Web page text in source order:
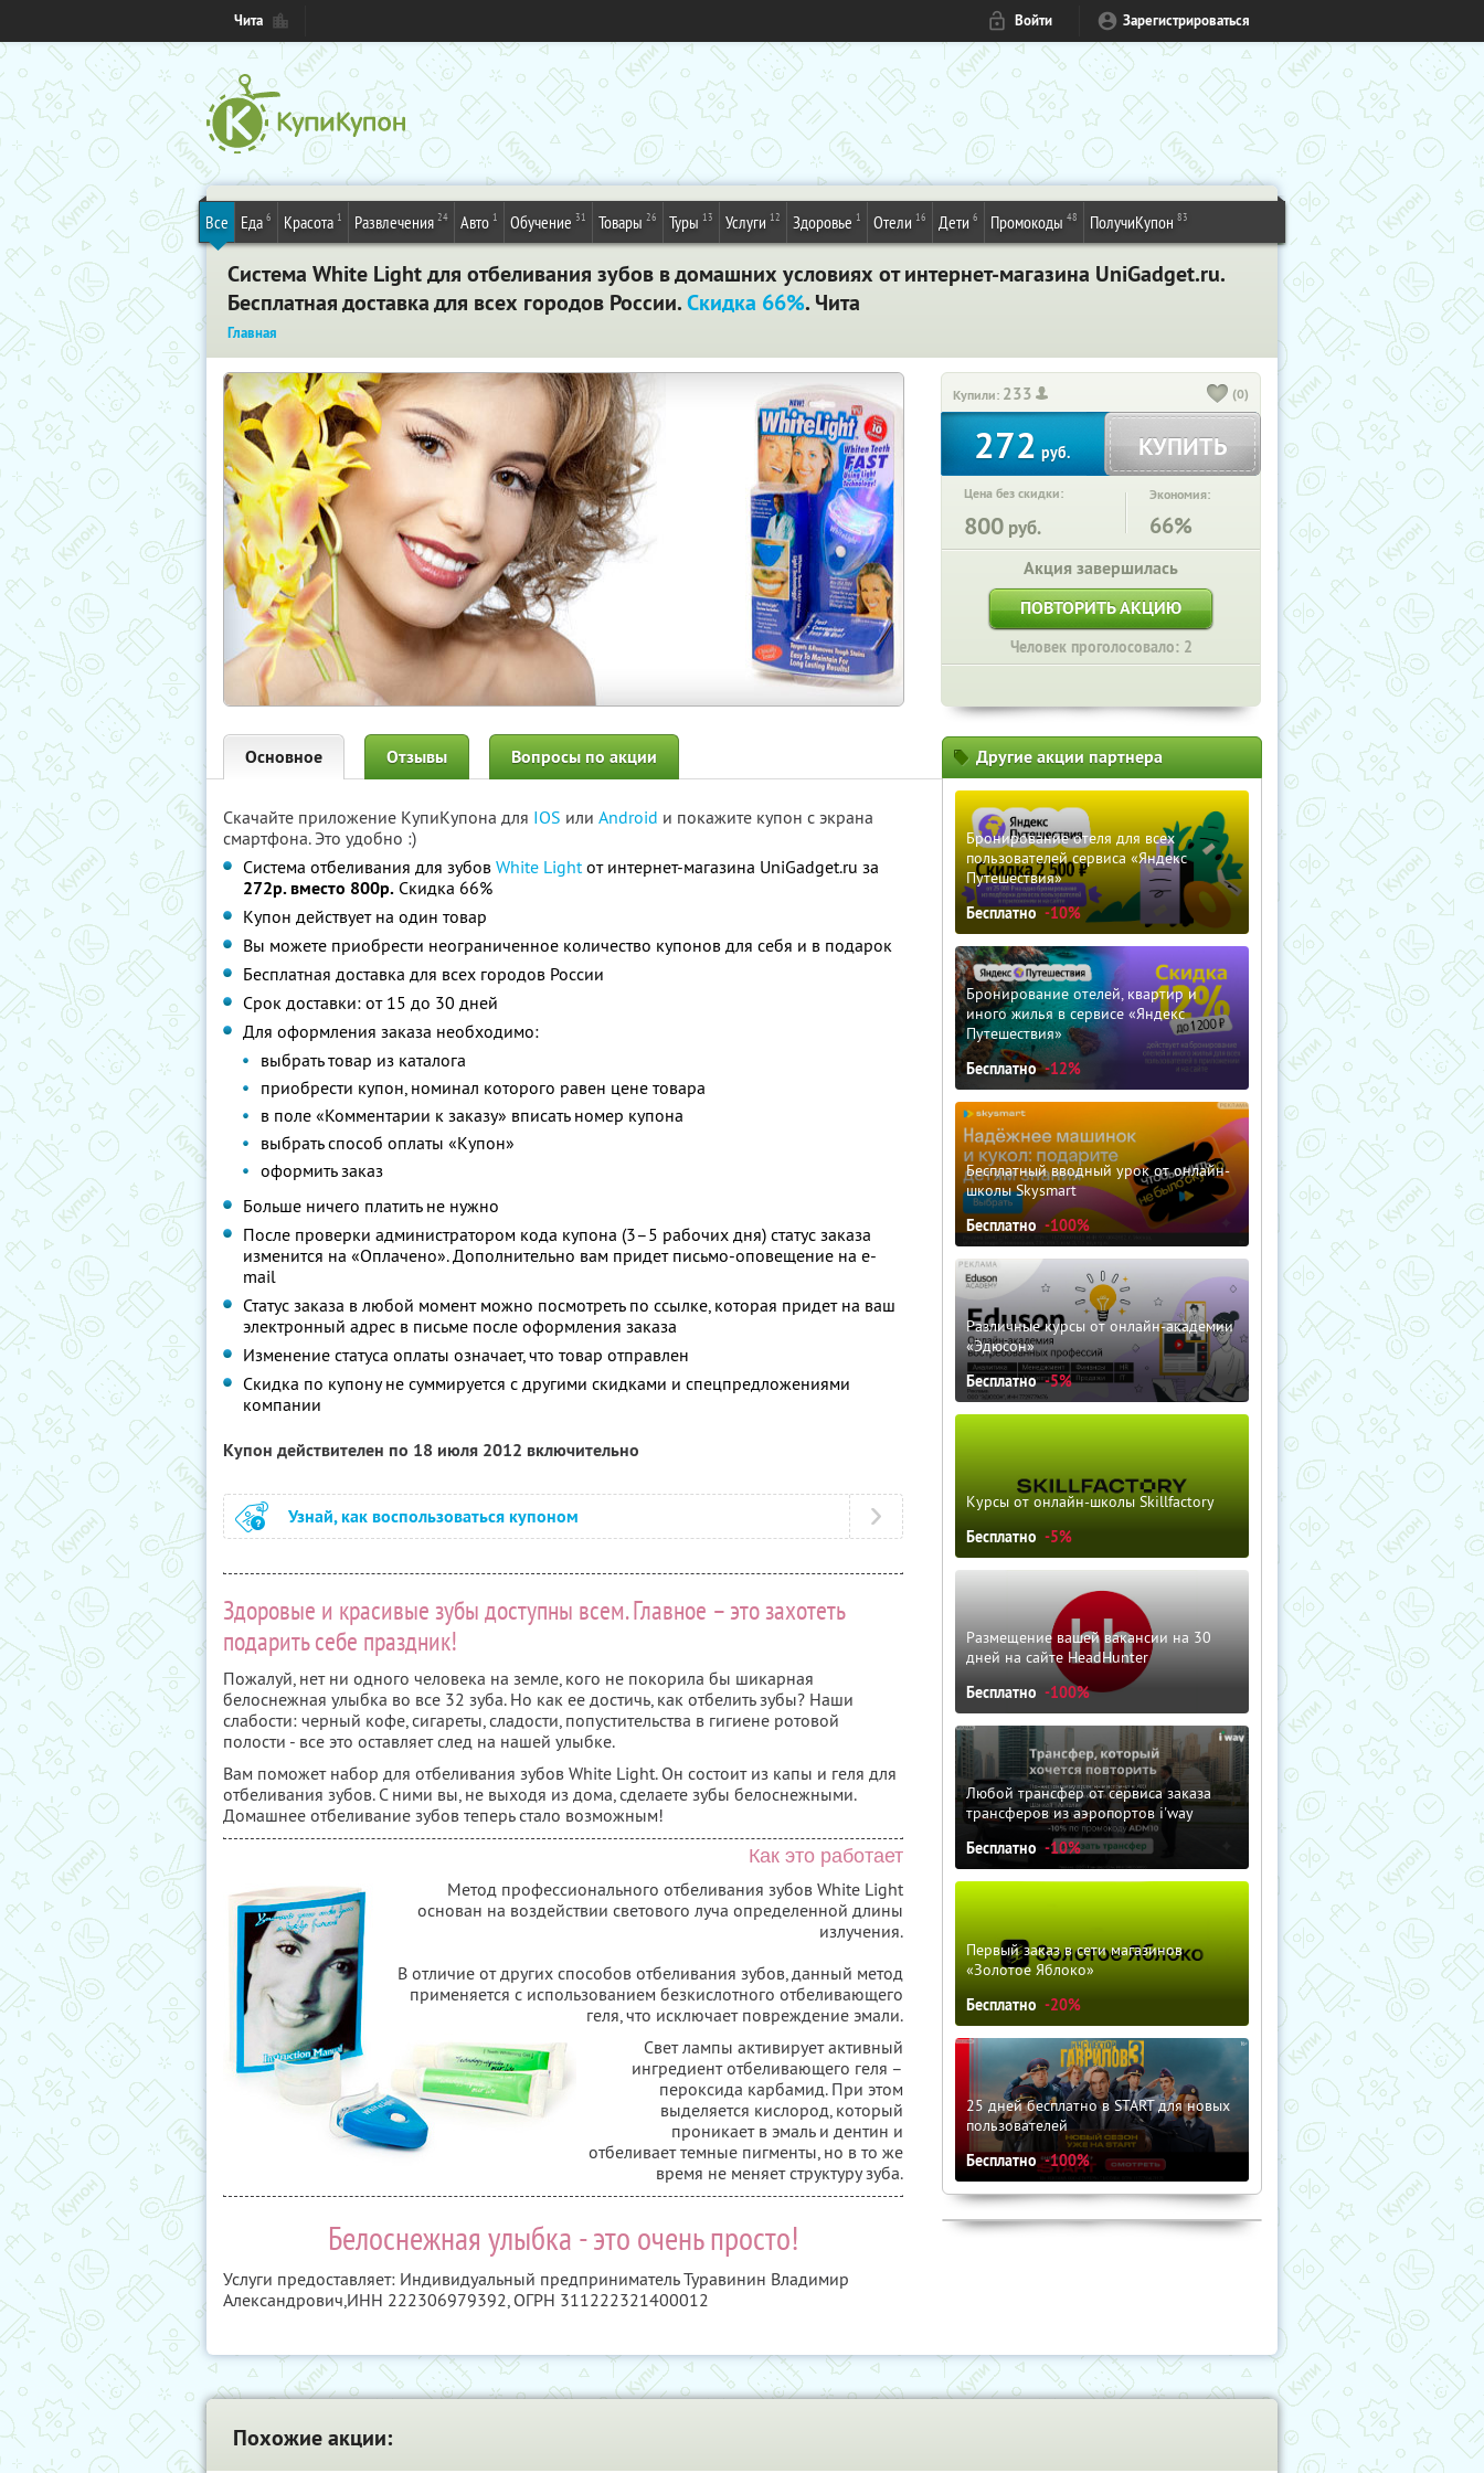
Чита Войти Зарегистрироваться
Все Еда 6 Красота 1 Развлечения 24 Авто 1 Обучение 31 Товары 26 Туры 13 Услуги 12 Здоровье 1 Отели 16 Дети 6 Промокоды 48 ПолучиКупон 83
Система White Light для отбеливания зубов в домашних условиях от интернет-магазина UniGadget.ru.
Бесплатная доставка для всех городов России.Скидка 66%. Чита
Главная
Купили: 233 (0)
272 руб. КУПИТЬ
Цена без скидки:
800 руб.
Экономия:
66%
Акция завершилась
ПОВТОРИТЬ АКЦИЮ
Человек проголосовало: 2
Основное Отзывы Вопросы по акции
Скачайте приложение КупиКупона для IOS или Android и покажите купон с экрана
смартфона. Это удобно :)
Система отбеливания для зубов White Lightот интернет-магазина UniGadget.ru за
272р. вместо 800р. Скидка 66%
Купон действует на один товар
Вы можете приобрести неограниченное количество купонов для себя и в подарок
Бесплатная доставка для всех городов России
Срок доставки: от 15 до 30 дней
Для оформления заказа необходимо:
выбрать товар из каталога
приобрести купон, номинал которого равен цене товара
в поле «Комментарии к заказу» вписать номер купона
выбрать способ оплаты «Купон»
оформить заказ
Больше ничего платить не нужно
После проверки администратором кода купона (3–5 рабочих дня) статус заказа
изменится на «Оплачено». Дополнительно вам придет письмо-оповещение на e-
mail
Статус заказа в любой момент можно посмотреть по ссылке, которая придет на ваш
электронный адрес в письме после оформления заказа
Изменение статуса оплаты означает, что товар отправлен
Скидка по купону не суммируется с другими скидками и спецпредложениями
компании
Купон действителен по 18 июля 2012 включительно
Узнай, как воспользоваться купоном
Здоровые и красивые зубы доступны всем. Главное – это захотеть
подарить себе праздник!
Пожалуй, нет ни одного человека на земле, кого не покорила бы шикарная
белоснежная улыбка во все 32 зуба. Но как ее достичь, как отбелить зубы? Наши
слабости: черный кофе, сигареты, сладости, попустительства в гигиене ротовой
полости - все это оставляет след на нашей улыбке.
Вам поможет набор для отбеливания зубов White Light. Он состоит из капы и геля для
отбеливания зубов. С ними вы, не выходя из дома, сделаете зубы белоснежными.
Домашнее отбеливание зубов теперь стало возможным!
Как это работает
Метод профессионального отбеливания зубов White Light
основан на воздействии светового луча определенной длины
излучения.
В отличие от других способов отбеливания зубов, данный метод
применяется с использованием безкислотного отбеливающего
геля, что исключает повреждение эмали.
Свет лампы активирует активный
ингредиент отбеливающего геля –
пероксида карбамид. При этом
выделяется кислород, который
проникает в эмаль и дентин и
отбеливает темные пигменты, но в то же
время не меняет структуру зуба.
Белоснежная улыбка - это очень просто!
Услуги предоставляет: Индивидуальный предприниматель Туравинин Владимир
Александрович,ИНН 222306979392, ОГРН 311222321400012
Другие акции партнера
Бронирование отеля для всех
пользователей сервиса «Яндекс
Путешествия»
Бесплатно -10%
Бронирование отелей, квартир и
иного жилья в сервисе «Яндекс
Путешествия»
Бесплатно -12%
Бесплатный вводный урок от онлайн-
школы Skysmart
Бесплатно -100%
Различные курсы от онлайн-академии
«Эдюсон»
Бесплатно -5%
Курсы от онлайн-школы Skillfactory
Бесплатно -5%
Размещение вашей вакансии на 30
дней на сайте HeadHunter
Бесплатно -100%
Любой трансфер от сервиса заказа
трансферов из аэропортов i'way
Бесплатно -10%
Первый заказ в сети магазинов
«Золотое Яблоко»
Бесплатно -20%
25 дней бесплатно в START для новых
пользователей
Бесплатно -100%
Похожие акции: